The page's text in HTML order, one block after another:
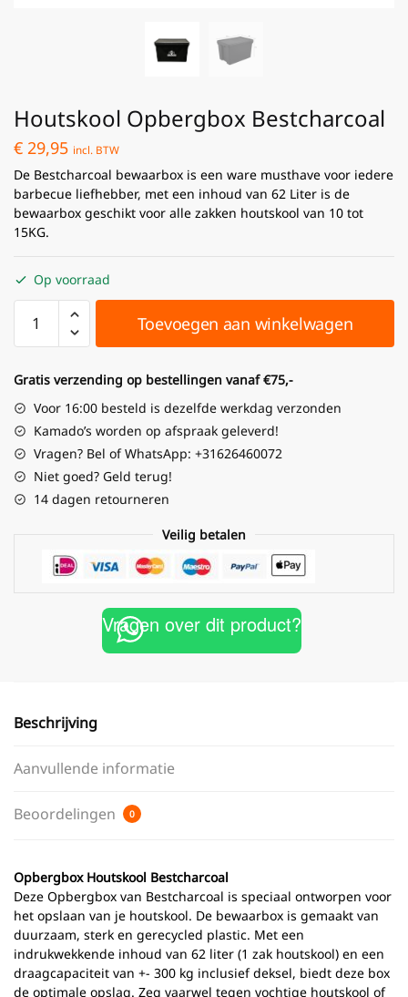
Houtskool Opbergbox Bestcharcoal
€ 29,95 incl. BTW
De Bestcharcoal bewaarbox is een ware musthave voor iedere
barbecue liefhebber, met een inhoud van 62 Liter is de
bewaarbox geschikt voor alle zakken houtskool van 10 tot
15KG.
Op voorraad
Toevoegen aan winkelwagen
Gratis verzending op bestellingen vanaf €75,-
Voor 16:00 besteld is dezelfde werkdag verzonden
Kamado’s worden op afspraak geleverd!
Vragen? Bel of WhatsApp: +31626460072
Niet goed? Geld terug!
14 dagen retourneren
Veilig betalen
Vragen over dit product?
Beschrijving
Aanvullende informatie
Beoordelingen 0
Opbergbox Houtskool Bestcharcoal
Deze Opbergbox van Bestcharcoal is speciaal ontworpen voor
het opslaan van je houtskool. De bewaarbox is gemaakt van
duurzaam, sterk en gerecycled plastic. Met een
indrukwekkende inhoud van 62 liter (1 zak houtskool) en een
draagcapaciteit van +- 300 kg inclusief deksel, biedt deze box
de optimale opslag. Zeg vaarwel tegen vochtige houtskool of